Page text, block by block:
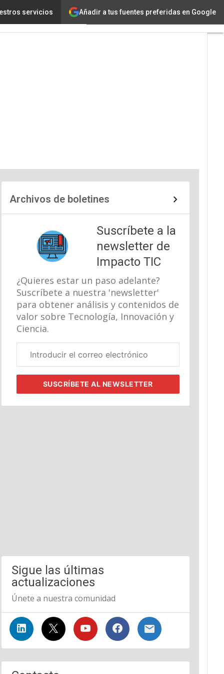
Añadir a tus fuentes preferidas en Google
servicios
Archivos de boletines
Suscríbete a la
newsletter de
Impacto TIC
¿Quieres estar un paso adelante?
Suscríbete a nuestra 'newsletter'
para obtener análisis y contenidos de
valor sobre Tecnología, Innovación y
Ciencia.
electrónico
SUSCRÍBETEAL NEWSLETTER
Sigue las últimas
actualizaciones
Únete a nuestra comunidad